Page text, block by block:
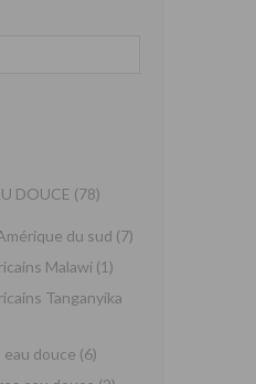
DOUCE (78)
du sud (7)
Malawi (1)
Tanganyika
douce (6)